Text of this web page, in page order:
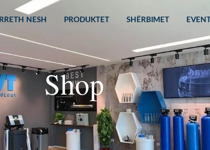
RRETH NESH PRODUKTET SHËRBIMET
Shop